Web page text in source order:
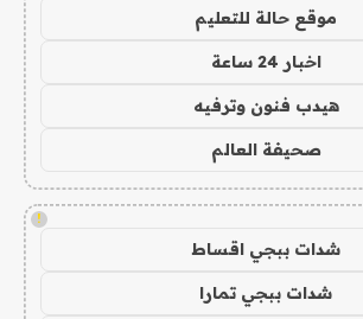
موقع حالة للتعليم
اخبار 24 ساعة
هيدب فنون وترفيه
صحيفة العالم
!
شدات ببجي اقساط
شدات ببجي تمارا